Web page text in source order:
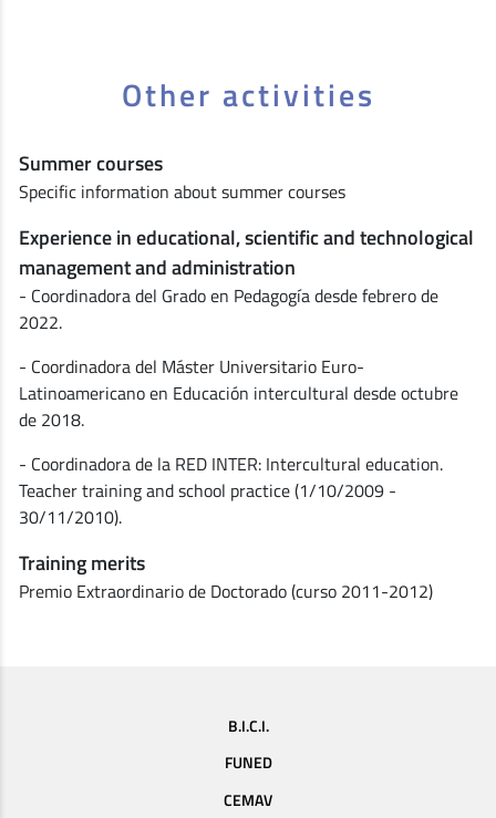
Other activities
Summer courses
Specific information about summer courses
Experience in educational, scientific and technological
management and administration
- Coordinadora del Grado en Pedagogía desde febrero de
2022.
- Coordinadora del Máster Universitario Euro-
Latinoamericano en Educación intercultural desde octubre
de 2018.
- Coordinadora de la RED INTER: Intercultural education.
Teacher training and school practice (1/10/2009 -
30/11/2010).
Training merits
Premio Extraordinario de Doctorado (curso 2011-2012)
B.I.C.I.
FUNED
CEMAV